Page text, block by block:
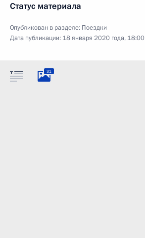
Статус материала
Опубликован в разделе: Поездки
Дата публикации: 18 января 2020 года, 18:00
31